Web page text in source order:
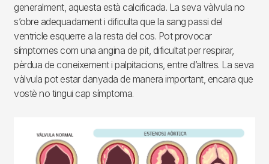
generalment, aquesta està calcificada. La seva vàlvula no
s’obre adequadament i dificulta que la sang passi del
ventricle esquerre a la resta del cos. Pot provocar
símptomes com una angina de pit, dificultat per respirar,
pèrdua de coneixement i palpitacions, entre d’altres. La seva
vàlvula pot estar danyada de manera important, encara que
vostè no tingui cap símptoma.